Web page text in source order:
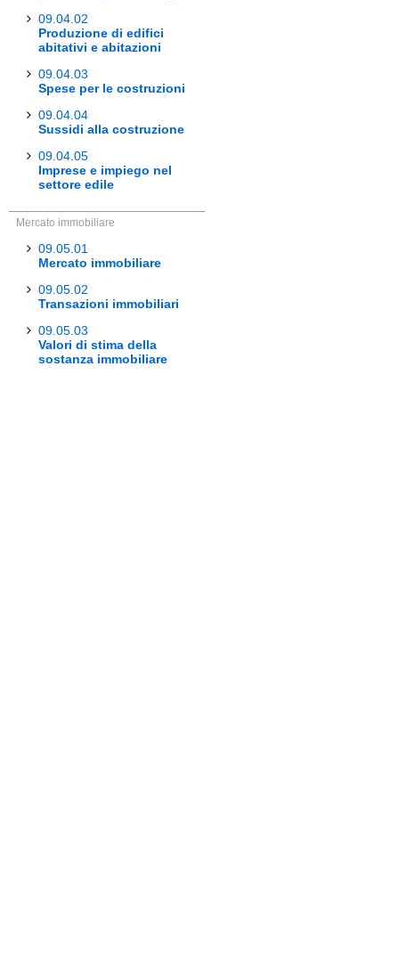
09.04.02
Produzione di edifici
abitativi e abitazioni
09.04.03
Spese per le costruzioni
09.04.04
Sussidi alla costruzione
09.04.05
Imprese e impiego nel
settore edile
Mercato immobiliare
09.05.01
Mercato immobiliare
09.05.02
Transazioni immobiliari
09.05.03
Valori di stima della
sostanza immobiliare